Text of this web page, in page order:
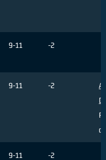
9-11 -2
9-11 -2
9-11 -2